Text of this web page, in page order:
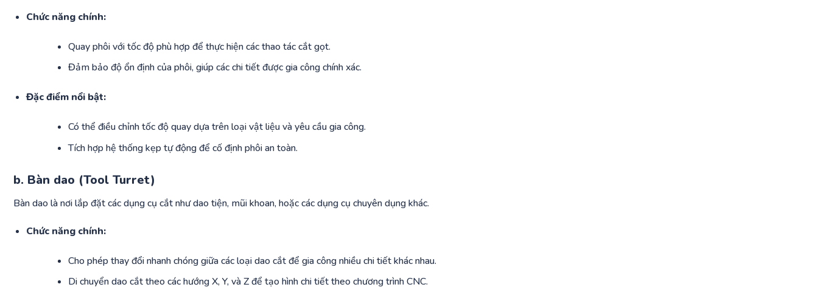
Chức năng chính:
Quay phôi với tốc độ phù hợp để thực hiện các thao tác cắt gọt.
Đảm bảo độ ổn định của phôi, giúp các chi tiết được gia công chính xác.
Đặc điểm nổi bật:
Có thể điều chỉnh tốc độ quay dựa trên loại vật liệu và yêu cầu gia công.
Tích hợp hệ thống kẹp tự động để cố định phôi an toàn.
b. Bàn dao (Tool Turret)
Bàn dao là nơi lắp đặt các dụng cụ cắt như dao tiện, mũi khoan, hoặc các dụng cụ chuyên dụng khác.
Chức năng chính:
Cho phép thay đổi nhanh chóng giữa các loại dao cắt để gia công nhiều chi tiết khác nhau.
Di chuyển dao cắt theo các hướng X, Y, và Z để tạo hình chi tiết theo chương trình CNC.